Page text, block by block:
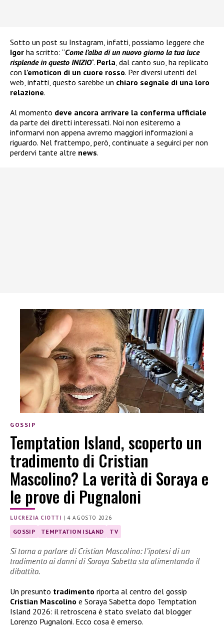
Sotto un post su Instagram, infatti, possiamo leggere che
Igor ha scritto: “Come l’alba di un nuovo giorno la tua luce
risplende in questo INIZIO“. Perla, dal canto suo, ha replicato
con l’emoticon di un cuore rosso. Per diversi utenti del
web, infatti, questo sarebbe un chiaro segnale di una loro
relazione.
Al momento deve ancora arrivare la conferma ufficiale
da parte dei diretti interessati. Noi non esiteremo a
informarvi non appena avremo maggiori informazioni a
riguardo. Nel frattempo, però, continuate a seguirci per non
perdervi tante altre news.
GOSSIP
Temptation Island, scoperto un
tradimento di Cristian
Mascolino? La verità di Soraya e
le prove di Pugnaloni
LUCREZIA CIOTTI |4 AGOSTO 2026
GOSSIP TEMPTATION ISLAND TV
Si torna a parlare di Cristian Mascolino: l’ipotesi di un
tradimento ai danni di Soraya Sabetta sta alimentando il
dibattito.
Un presunto tradimento riporta al centro del gossip
Cristian Mascolino e Soraya Sabetta dopo Temptation
Island 2026: il retroscena è stato svelato dal blogger
Lorenzo Pugnaloni. Ecco cosa è emerso.